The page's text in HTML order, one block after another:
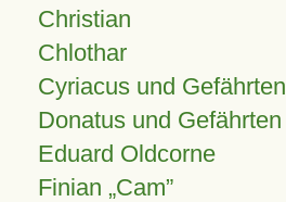
Christian
Chlothar
Cyriacus und Gefährten
Donatus und Gefährten
Eduard Oldcorne
Finian Cam